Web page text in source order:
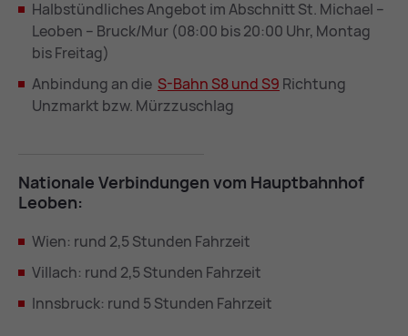
Halbstündliches Angebot im Abschnitt St. Michael –
Leoben – Bruck/Mur (08:00 bis 20:00 Uhr, Montag
bis Freitag)
Anbindung an die S-Bahn S8 und S9 Richtung
Unzmarkt bzw. Mürzzuschlag
Na­tio­na­le Ver­bin­dun­gen vom Haupt­bahn­hof
Leo­ben:
Wien: rund 2,5 Stunden Fahrzeit
Villach: rund 2,5 Stunden Fahrzeit
Innsbruck: rund 5 Stunden Fahrzeit